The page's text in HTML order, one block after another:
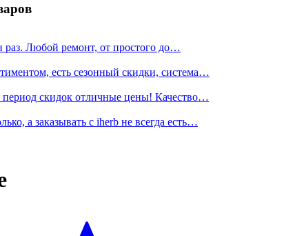
раз. Любой ремонт, от простого до…
есть сезонный скидки, система…
скидок отличные цены! Качество…
а заказывать с iherb не всегда есть…